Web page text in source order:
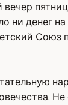
ни денег
Союз
Не